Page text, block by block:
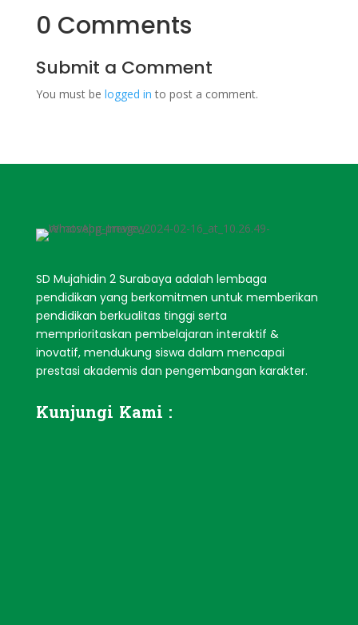
0 Comments
Submit a Comment
You must be logged in to post a comment.
SD Mujahidin 2 Surabaya adalah lembaga
pendidikan yang berkomitmen untuk memberikan
pendidikan berkualitas tinggi serta
memprioritaskan pembelajaran interaktif &
inovatif, mendukung siswa dalam mencapai
prestasi akademis dan pengembangan karakter.
Kunjungi Kami :